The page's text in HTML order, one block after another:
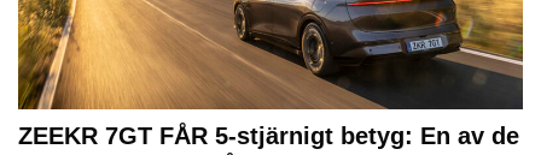
ZEEKR 7GT FÅR 5-stjärnigt betyg: En av de